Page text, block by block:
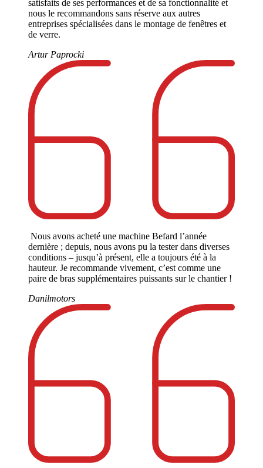
satisfaits de ses performances et de sa fonctionnalité et
nous le recommandons sans réserve aux autres
entreprises spécialisées dans le montage de fenêtres et
de verre.
Artur Paprocki
Nous avons acheté une machine Befard l’année
dernière ; depuis, nous avons pu la tester dans diverses
conditions – jusqu’à présent, elle a toujours été à la
hauteur. Je recommande vivement, c’est comme une
paire de bras supplémentaires puissants sur le chantier !
Danilmotors